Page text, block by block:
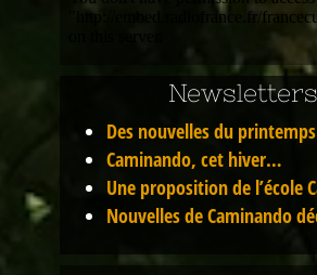
Newsletters
Des nouvelles du printemps
Caminando, cet hiver…
Une proposition de l’école
Nouvelles de Caminando